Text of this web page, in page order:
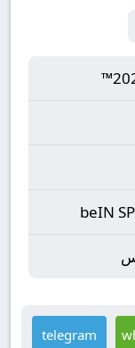
beIN
telegram